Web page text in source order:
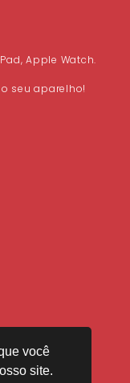
Apple Watch.
seu aparelho!
você
site.